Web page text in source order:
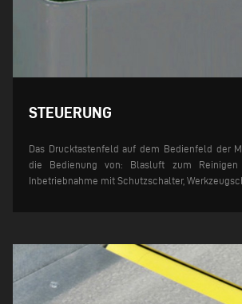
STEUERUNG
Das Drucktastenfeld auf dem Bedienfeld der
die Bedienung von: Blasluft zum Reinigen
Inbetriebnahme mit Schutzschalter,